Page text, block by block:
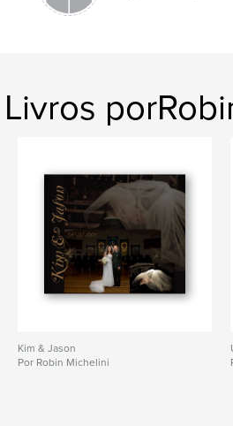
Livros
Kim & Jason
Por Robin Michelini